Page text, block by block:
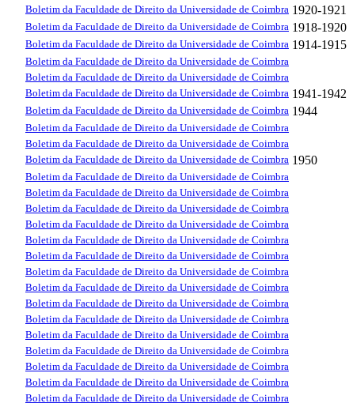
Boletim da Faculdade de Direito da Universidade de Coimbra 1920-1921
Boletim da Faculdade de Direito da Universidade de Coimbra 1918-1920
Boletim da Faculdade de Direito da Universidade de Coimbra 1914-1915
Boletim da Faculdade de Direito da Universidade de Coimbra
Boletim da Faculdade de Direito da Universidade de Coimbra
Boletim da Faculdade de Direito da Universidade de Coimbra 1941-1942
Boletim da Faculdade de Direito da Universidade de Coimbra 1944
Boletim da Faculdade de Direito da Universidade de Coimbra
Boletim da Faculdade de Direito da Universidade de Coimbra
Boletim da Faculdade de Direito da Universidade de Coimbra 1950
Boletim da Faculdade de Direito da Universidade de Coimbra
Boletim da Faculdade de Direito da Universidade de Coimbra
Boletim da Faculdade de Direito da Universidade de Coimbra
Boletim da Faculdade de Direito da Universidade de Coimbra
Boletim da Faculdade de Direito da Universidade de Coimbra
Boletim da Faculdade de Direito da Universidade de Coimbra
Boletim da Faculdade de Direito da Universidade de Coimbra
Boletim da Faculdade de Direito da Universidade de Coimbra
Boletim da Faculdade de Direito da Universidade de Coimbra
Boletim da Faculdade de Direito da Universidade de Coimbra
Boletim da Faculdade de Direito da Universidade de Coimbra
Boletim da Faculdade de Direito da Universidade de Coimbra
Boletim da Faculdade de Direito da Universidade de Coimbra
Boletim da Faculdade de Direito da Universidade de Coimbra
Boletim da Faculdade de Direito da Universidade de Coimbra